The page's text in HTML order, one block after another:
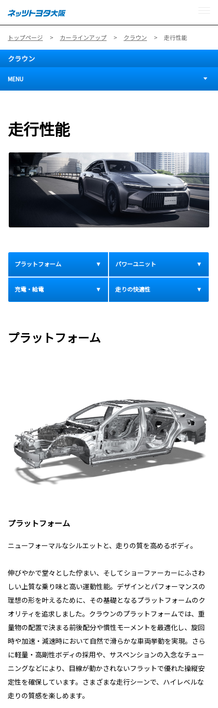
トップページ カーラインアップ クラウン 走行性能
クラウン
MENU
走行性能
プラットフォーム パワーユニット
充電・給電 走りの快適性
プラットフォーム
プラットフォーム
ニューフォーマルなシルエットと、走りの質を高めるボディ。
伸びやかで堂々とした佇まい、そしてショーファーカーにふさわ
しい上質な乗り味と高い運動性能。デザインとパフォーマンスの
理想の形を叶えるために、その基礎となるプラットフォームのク
オリティを追求しました。クラウンのプラットフォームでは、重
量物の配置で決まる前後配分や慣性モーメントを最適化し、旋回
時や加速・減速時において自然で滑らかな車両挙動を実現。さら
に軽量・高剛性ボディの採用や、サスペンションの入念なチュー
ニングなどにより、目線が動かされないフラットで優れた操縦安
定性を確保しています。さまざまな走行シーンで、ハイレベルな
走りの質感を楽しめます。